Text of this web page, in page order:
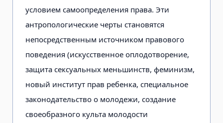
условием самоопределения права. Эти
антропологические черты становятся
непосредственным источником правового
поведения (искусственное оплодотворение,
защита сексуальных меньшинств, феминизм,
новый институт прав ребенка, специальное
законодательство о молодежи, создание
своеобразного культа молодости